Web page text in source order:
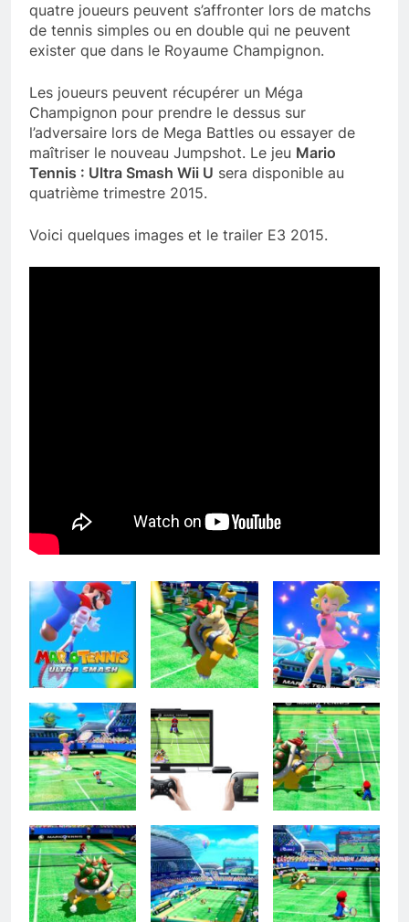
quatre joueurs peuvent s’affronter lors de matchs
de tennis simples ou en double qui ne peuvent
exister que dans le Royaume Champignon.
Les joueurs peuvent récupérer un Méga
Champignon pour prendre le dessus sur
l’adversaire lors de Mega Battles ou essayer de
maîtriser le nouveau Jumpshot. Le jeu Mario
Tennis : Ultra Smash Wii U sera disponible au
quatrième trimestre 2015.
Voici quelques images et le trailer E3 2015.